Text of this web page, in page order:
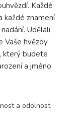
Každé
každé znamení
Udělali
Vaše hvězdy
který budete
a jméno.
a odolnost